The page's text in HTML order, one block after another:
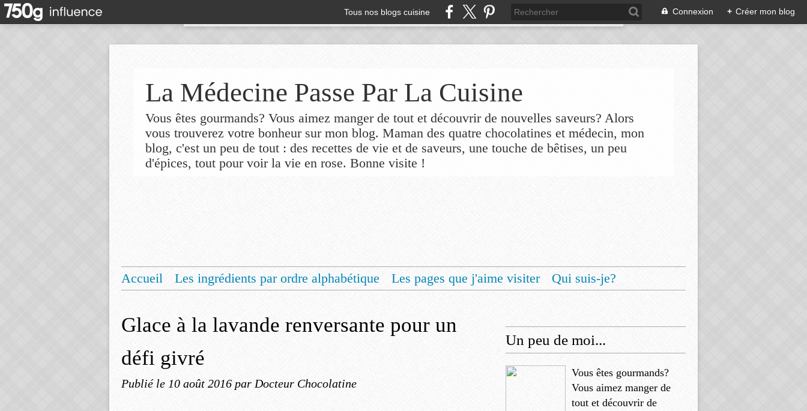
Tous nos blogs cuisine Connexion + Créer mon blog
La Médecine Passe Par La Cuisine
Vous êtes gourmands? Vous aimez manger de tout et découvrir de nouvelles saveurs? Alors
vous trouverez votre bonheur sur mon blog. Maman des quatre chocolatines et médecin, mon
blog, c'est un peu de tout : des recettes de vie et de saveurs, une touche de bêtises, un peu
d'épices, tout pour voir la vie en rose. Bonne visite !
Accueil Les ingrédients par ordre alphabétique Les pages que j'aime visiter
Qui suis-je?
Glace à la lavande renversante pour un
défi givré
Publié le 10 août 2016 par Docteur Chocolatine
Un peu de moi...
Vous êtes gourmands?
Vous aimez manger de
tout et découvrir de